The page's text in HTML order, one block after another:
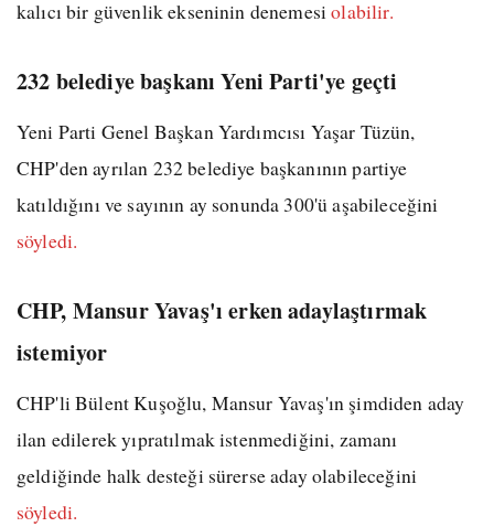
kalıcı bir güvenlik ekseninin denemesiolabilir.
232 belediye başkanı Yeni Parti'ye geçti
Yeni Parti Genel Başkan Yardımcısı Yaşar Tüzün,
CHP'den ayrılan 232 belediye başkanının partiye
katıldığını ve sayının ay sonunda 300'ü aşabileceğini
söyledi.
CHP, Mansur Yavaş'ı erken adaylaştırmak
istemiyor
CHP'li Bülent Kuşoğlu, Mansur Yavaş'ın şimdiden aday
ilan edilerek yıpratılmak istenmediğini, zamanı
geldiğinde halk desteği sürerse aday olabileceğini
söyledi.